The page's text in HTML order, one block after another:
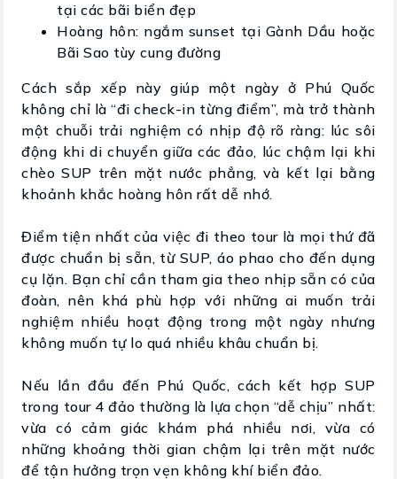
tại các bãi biển đẹp
Hoàng hôn: ngắm sunset tại Gành Dầu hoặc
Bãi Sao tùy cung đường
Cách sắp xếp này giúp một ngày ở Phú Quốc
không chỉ là “đi check-in từng điểm”, mà trở thành
một chuỗi trải nghiệm có nhịp độ rõ ràng: lúc sôi
động khi di chuyển giữa các đảo, lúc chậm lại khi
chèo SUP trên mặt nước phẳng, và kết lại bằng
khoảnh khắc hoàng hôn rất dễ nhớ.
Điểm tiện nhất của việc đi theo tour là mọi thứ đã
được chuẩn bị sẵn, từ SUP, áo phao cho đến dụng
cụ lặn. Bạn chỉ cần tham gia theo nhịp sẵn có của
đoàn, nên khá phù hợp với những ai muốn trải
nghiệm nhiều hoạt động trong một ngày nhưng
không muốn tự lo quá nhiều khâu chuẩn bị.
Nếu lần đầu đến Phú Quốc, cách kết hợp SUP
trong tour 4 đảo thường là lựa chọn “dễ chịu” nhất:
vừa có cảm giác khám phá nhiều nơi, vừa có
những khoảng thời gian chậm lại trên mặt nước
để tận hưởng trọn vẹn không khí biển đảo.